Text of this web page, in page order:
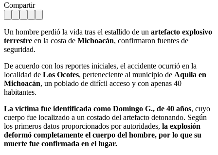
Compartir
Un hombre perdió la vida tras el estallido de un artefacto explosivo
terrestre en la costa de Michoacán, confirmaron fuentes de
seguridad.
De acuerdo con los reportes iniciales, el accidente ocurrió en la
localidad de Los Ocotes, perteneciente al municipio de Aquila en
Michoacán, un poblado de difícil acceso y con apenas 40
habitantes.
La víctima fue identificada como Domingo G., de 40 años, cuyo
cuerpo fue localizado a un costado del artefacto detonando. Según
los primeros datos proporcionados por autoridades, la explosión
deformó completamente el cuerpo del hombre, por lo que su
muerte fue confirmada en el lugar.